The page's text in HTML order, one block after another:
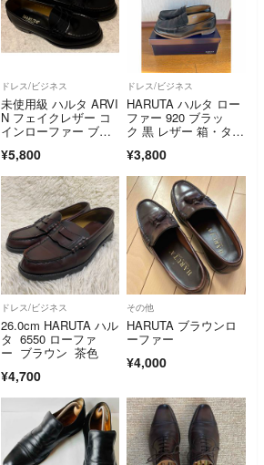
ドレス/ビジネス
未使用級 ハルタ ARVI
N フェイクレザー コ
インローファー ブラ
¥5,800
ドレス/ビジネス
HARUTA ハルタ ロー
ファー 920 ブラッ
ク 黒 レザー 箱・タグ
¥3,800
ドレス/ビジネス
26.0cm HARUTA ハル
タ 6550 ローファ
ー ブラウン 茶色
¥4,700
その他
HARUTA ブラウンロ
ーファー
¥4,000